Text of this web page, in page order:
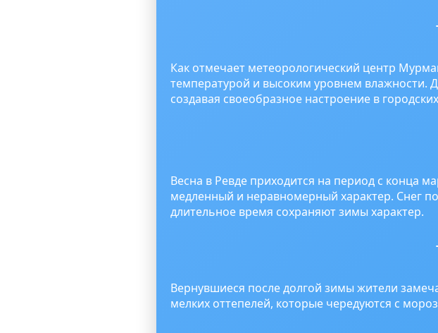
Как отмечает метеорологический центр
температурой и высоким уровнем
создавая своеобразное настроение в
Весна в Ревде приходится на период с конца
медленный и неравномерный характер. Снег
длительное время сохраняют зимы характер.
Вернувшиеся после долгой зимы жители
мелких оттепелей, которые чередуются с